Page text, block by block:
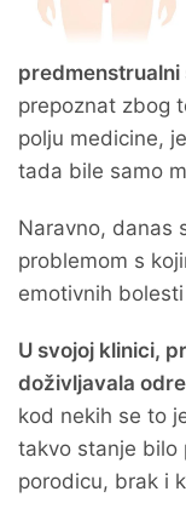
predmenstrualni
prepoznat zbog
polju medicine,
tada bile samo
Naravno, danas
problemom s
emotivnih
U svojoj klinici,
doživljavala
kod nekih se to
takvo stanje bilo
porodicu, brak i